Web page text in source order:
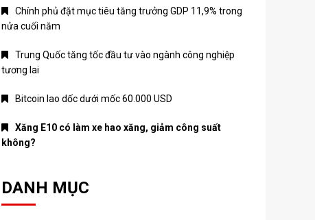
Chính phủ đặt mục tiêu tăng trưởng GDP 11,9% trong
nửa cuối năm
Trung Quốc tăng tốc đầu tư vào ngành công nghiệp
tương lai
Bitcoin lao dốc dưới mốc 60.000 USD
Xăng E10 có làm xe hao xăng, giảm công suất
không?
DANH MỤC